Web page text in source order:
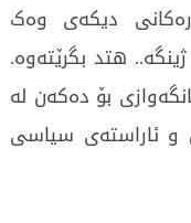
دیکەی وەک
هتد بگرێتەوە.
بۆ دەکەن لە
و ئاراستەی سیاسی